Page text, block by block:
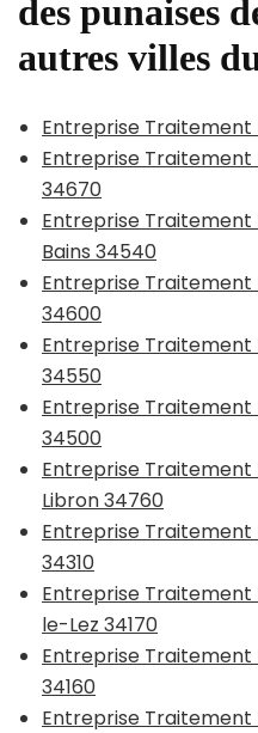
des punaises
autres villes
Entreprise Traitement
Entreprise Traitement
34670
Entreprise Traitement
Bains 34540
Entreprise Traitement
34600
Entreprise Traitement
34550
Entreprise Traitement
34500
Entreprise Traitement
Libron 34760
Entreprise Traitement
34310
Entreprise Traitement
le-Lez 34170
Entreprise Traitement
34160
Entreprise Traitement